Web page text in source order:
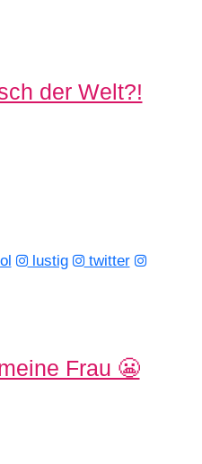
der Welt?!
lustig
twitter
Frau 😬